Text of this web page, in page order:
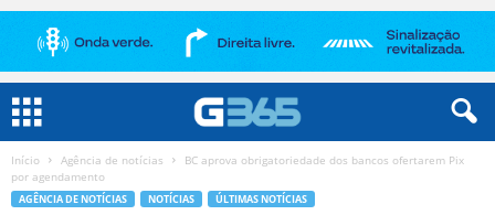
Início Agência de notícias
BC aprova obrigatoriedade dos bancos ofertarem Pix
por agendamento
AGÊNCIA DE NOTÍCIAS NOTÍCIAS ÚLTIMAS NOTÍCIAS